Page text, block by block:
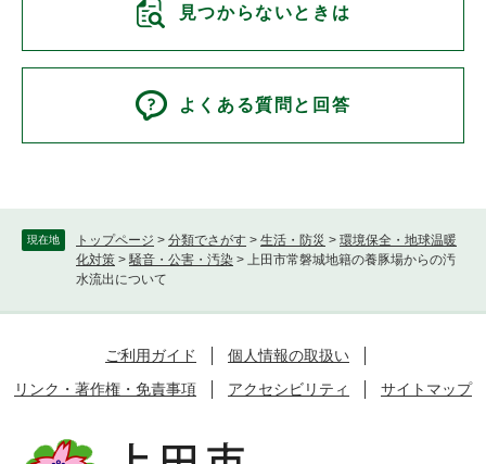
現在地 トップページ > 分類でさがす > 生活・防災 > 環境保全・地球温暖
化対策 > 騒音・公害・汚染 > 上田市常磐城地籍の養豚場からの汚
水流出について
見つからないときは
よくある質問と回答
ご利用ガイド
個人情報の取扱い
リンク・著作権・免責事項
アクセシビリティ サイトマップ